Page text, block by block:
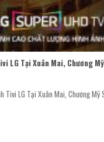
LG Tại Xuân Mai, Chương Mỹ
Tivi LG Tại Xuân Mai, Chương